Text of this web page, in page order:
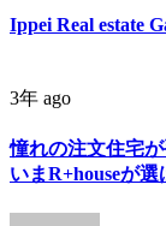
Ippei Real estate
3年 ago
憧れの注文住宅
いまR+houseが選